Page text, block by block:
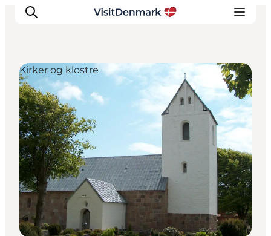
Inspirasjon
Reisemål
Aktiviteter
Overnatting
Planlegg reisen
Kirker og klostre